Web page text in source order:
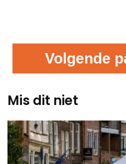
Volgende
Mis dit niet